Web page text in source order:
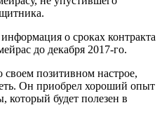
о сроках контракта
до декабря 2017-го.
позитивном настрое,
Он приобрел хороший опыт
будет полезен в